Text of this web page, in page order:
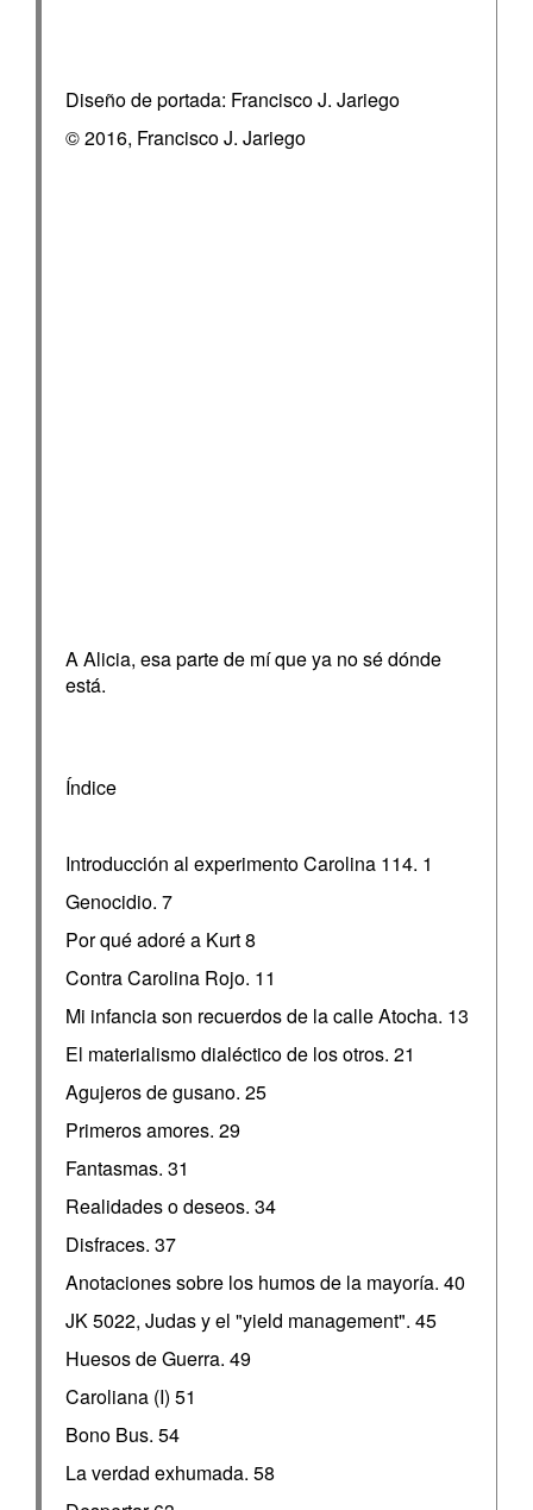
Diseño de portada: Francisco J. Jariego
© 2016, Francisco J. Jariego
A Alicia, esa parte de mí que ya no sé dónde
está.
Índice
Introducción al experimento Carolina 114. 1
Genocidio. 7
Por qué adoré a Kurt 8
Contra Carolina Rojo. 11
Mi infancia son recuerdos de la calle Atocha. 13
El materialismo dialéctico de los otros. 21
Agujeros de gusano. 25
Primeros amores. 29
Fantasmas. 31
Realidades o deseos. 34
Disfraces. 37
Anotaciones sobre los humos de la mayoría. 40
JK 5022, Judas y el "yield management". 45
Huesos de Guerra. 49
Caroliana (I) 51
Bono Bus. 54
La verdad exhumada. 58